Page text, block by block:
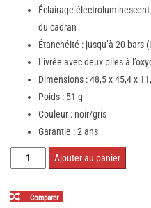
Éclairage
du cadran
Étanchéité : jusqu’à 20 bars
Livrée avec deux piles à
Dimensions : 48,5 x 45,4 x
Poids : 51 g
Couleur : noir/gris
Garantie : 2 ans
quantité
de
Montre
Ajouter au panier
Comparer